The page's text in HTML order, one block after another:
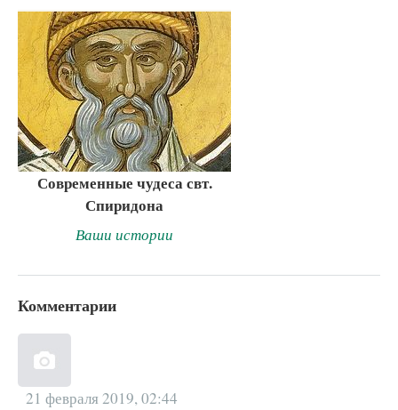
Современные чудеса свт.
Спиридона
Ваши истории
Комментарии
21 февраля 2019, 02:44